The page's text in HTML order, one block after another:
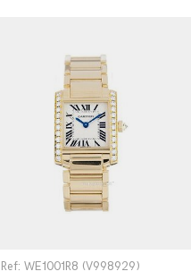
Ref: WE1001R8 (V998929)